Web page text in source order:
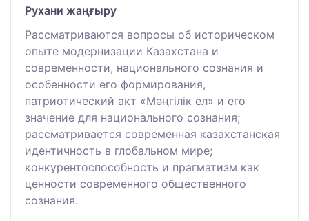
Рухани жаңғыру
Рассматриваются вопросы об историческом
опыте модернизации Казахстана и
современности, национального сознания и
особенности его формирования,
патриотический акт «Мәңгілік ел» и его
значение для национального сознания;
рассматривается современная казахстанская
идентичность в глобальном мире;
конкурентоспособность и прагматизм как
ценности современного общественного
сознания.